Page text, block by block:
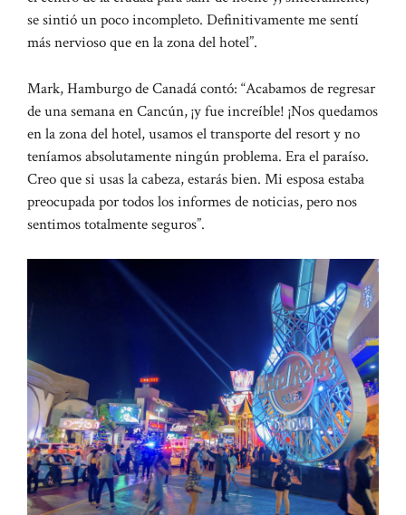
se sintió un poco incompleto. Definitivamente me sentí
más nervioso que en la zona del hotel”.
Mark, Hamburgo de Canadá contó: “Acabamos de regresar
de una semana en Cancún, ¡y fue increíble! ¡Nos quedamos
en la zona del hotel, usamos el transporte del resort y no
teníamos absolutamente ningún problema. Era el paraíso.
Creo que si usas la cabeza, estarás bien. Mi esposa estaba
preocupada por todos los informes de noticias, pero nos
sentimos totalmente seguros”.